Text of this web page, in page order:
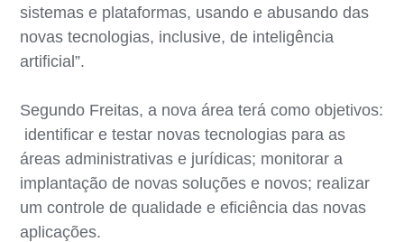
sistemas e plataformas, usando e abusando das
novas tecnologias, inclusive, de inteligência
artificial”.
Segundo Freitas, a nova área terá como objetivos:
identificar e testar novas tecnologias para as
áreas administrativas e jurídicas; monitorar a
implantação de novas soluções e novos; realizar
um controle de qualidade e eficiência das novas
aplicações.